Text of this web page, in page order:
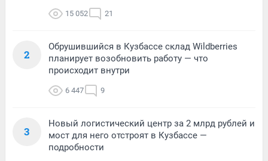
15 052 21
2
Обрушившийся в Кузбассе склад Wildberries
планирует возобновить работу — что
происходит внутри
6 447 9
3
Новый логистический центр за 2 млрд рублей и
мост для него отстроят в Кузбассе —
подробности